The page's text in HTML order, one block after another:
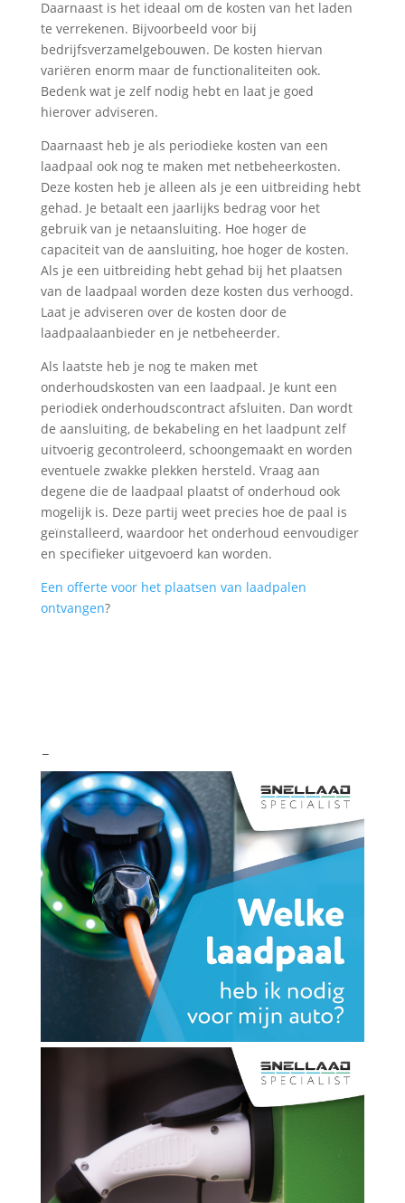
Daarnaast is het ideaal om de kosten van het laden
te verrekenen. Bijvoorbeeld voor bij
bedrijfsverzamelgebouwen. De kosten hiervan
variëren enorm maar de functionaliteiten ook.
Bedenk wat je zelf nodig hebt en laat je goed
hierover adviseren.
Daarnaast heb je als periodieke kosten van een
laadpaal ook nog te maken met netbeheerkosten.
Deze kosten heb je alleen als je een uitbreiding hebt
gehad. Je betaalt een jaarlijks bedrag voor het
gebruik van je netaansluiting. Hoe hoger de
capaciteit van de aansluiting, hoe hoger de kosten.
Als je een uitbreiding hebt gehad bij het plaatsen
van de laadpaal worden deze kosten dus verhoogd.
Laat je adviseren over de kosten door de
laadpaalaanbieder en je netbeheerder.
Als laatste heb je nog te maken met
onderhoudskosten van een laadpaal. Je kunt een
periodiek onderhoudscontract afsluiten. Dan wordt
de aansluiting, de bekabeling en het laadpunt zelf
uitvoerig gecontroleerd, schoongemaakt en worden
eventuele zwakke plekken hersteld. Vraag aan
degene die de laadpaal plaatst of onderhoud ook
mogelijk is. Deze partij weet precies hoe de paal is
geïnstalleerd, waardoor het onderhoud eenvoudiger
en specifieker uitgevoerd kan worden.
Een offerte voor het plaatsen van laadpalen
ontvangen?
–